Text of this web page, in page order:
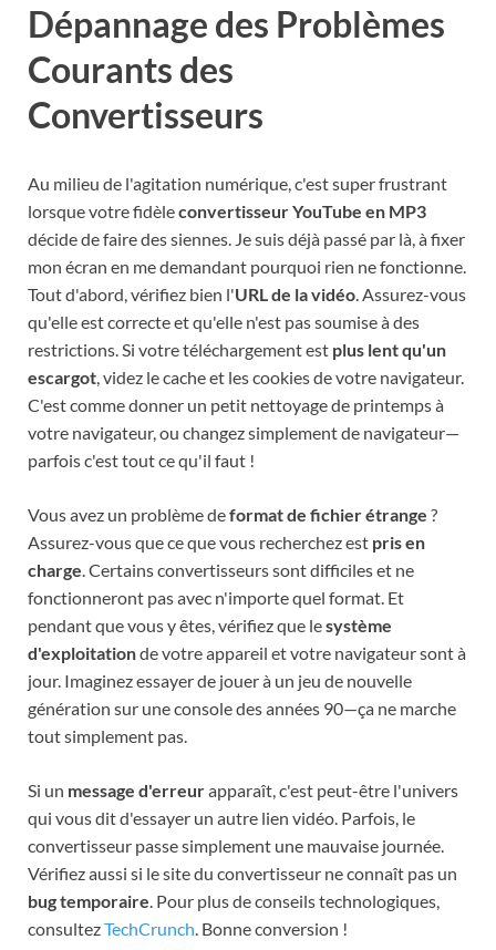
Dépannage des Problèmes
Courants des
Convertisseurs
Au milieu de l'agitation numérique, c'est super frustrant
lorsque votre fidèleconvertisseur YouTube en MP3
décide de faire des siennes. Je suis déjà passé par là, à fixer
mon écran en me demandant pourquoi rien ne fonctionne.
Tout d'abord, vérifiez bien l'URL de la vidéo . Assurez-vous
qu'elle est correcte et qu'elle n'est pas soumise à des
restrictions. Si votre téléchargement est plus lent qu'un
escargot , videz le cache et les cookies de votre navigateur.
C'est comme donner un petit nettoyage de printemps à
votre navigateur, ou changez simplement de navigateur—
parfois c'est tout ce qu'il faut !
Vous avez un problème deformat de fichier étrange ?
Assurez-vous que ce que vous recherchez est pris en
charge . Certains convertisseurs sont difficiles et ne
fonctionneront pas avec n'importe quel format. Et
pendant que vous y êtes, vérifiez que lesystème
d'exploitationde votre appareil et votre navigateur sont à
jour. Imaginez essayer de jouer à un jeu de nouvelle
génération sur une console des années 90—ça ne marche
tout simplement pas.
Si un message d'erreurapparaît, c'est peut-être l'univers
qui vous dit d'essayer un autre lien vidéo. Parfois, le
convertisseur passe simplement une mauvaise journée.
Vérifiez aussi si le site du convertisseur ne connaît pas un
bug temporaire . Pour plus de conseils technologiques,
consultezTechCrunch . Bonne conversion !